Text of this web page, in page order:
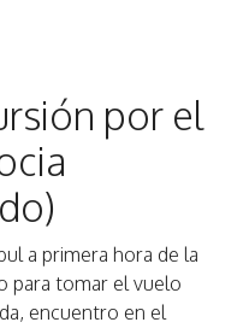
por el
a primera hora de la
para tomar el vuelo
encuentro en el